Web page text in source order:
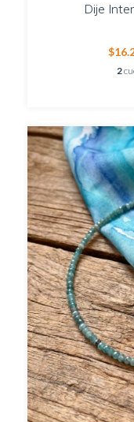
Dije
2